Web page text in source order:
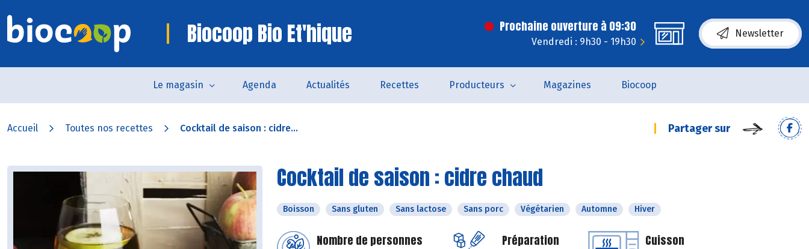
Biocoop Bio Et'hique Prochaine ouverture à 09:30
Vendredi : 9h30 - 19h30
Newsletter
Le magasin Agenda Actualités Recettes Producteurs Magazines Biocoop
Accueil Toutes nos recettes Cocktail de saison : cidre... Partager sur
Cocktail de saison : cidre chaud
Boisson Sans gluten Sans lactose Sans porc Végétarien Automne Hiver
Nombre de personnes Préparation Cuisson